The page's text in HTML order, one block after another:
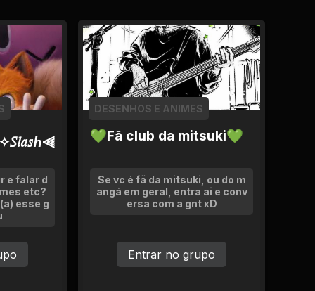
e falar d
etc?
esse g
💚Fã club da mitsuki💚
DESENHOS E ANIMES
Se vc é fã da mitsuki, ou do m
angá em geral, entra ai e conv
ersa com a gnt xD
Entrar no grupo